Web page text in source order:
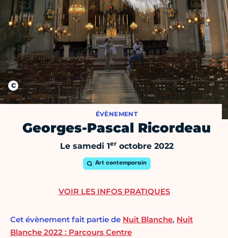
ÉVÈNEMENT
Georges-Pascal Ricordeau
Le samedi 1eroctobre 2022
Art contemporain
Cet évènement fait partie de Nuit Blanche, Nuit
Blanche 2022 : Parcours Centre
VOIR LES INFOS PRATIQUES